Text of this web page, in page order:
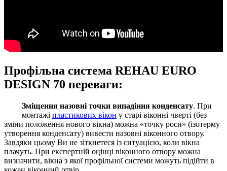
Профільна система REHAU EURO
DESIGN 70 переваги:
Зміщення назовні точки випадіння конденсату. При
монтажі пластикових вікон у старі віконні чверті (без
зміни положення нового вікна) можна «точку роси» (ізотерму
утворення конденсату) вивести назовні віконного отвору.
Завдяки цьому Ви не зіткнетеся із ситуацією, коли вікна
плачуть. При експертній оцінці віконного отвору можна
визначити, вікна з якої профільної системи можуть підійти в